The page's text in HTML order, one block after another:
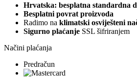
Hrvatska: besplatna standardna
Besplatni povrat proizvoda
Radimo na klimatski osviješteni
Sigurno plaćanje SSL šifriranjem
Načini plaćanja
Predračun